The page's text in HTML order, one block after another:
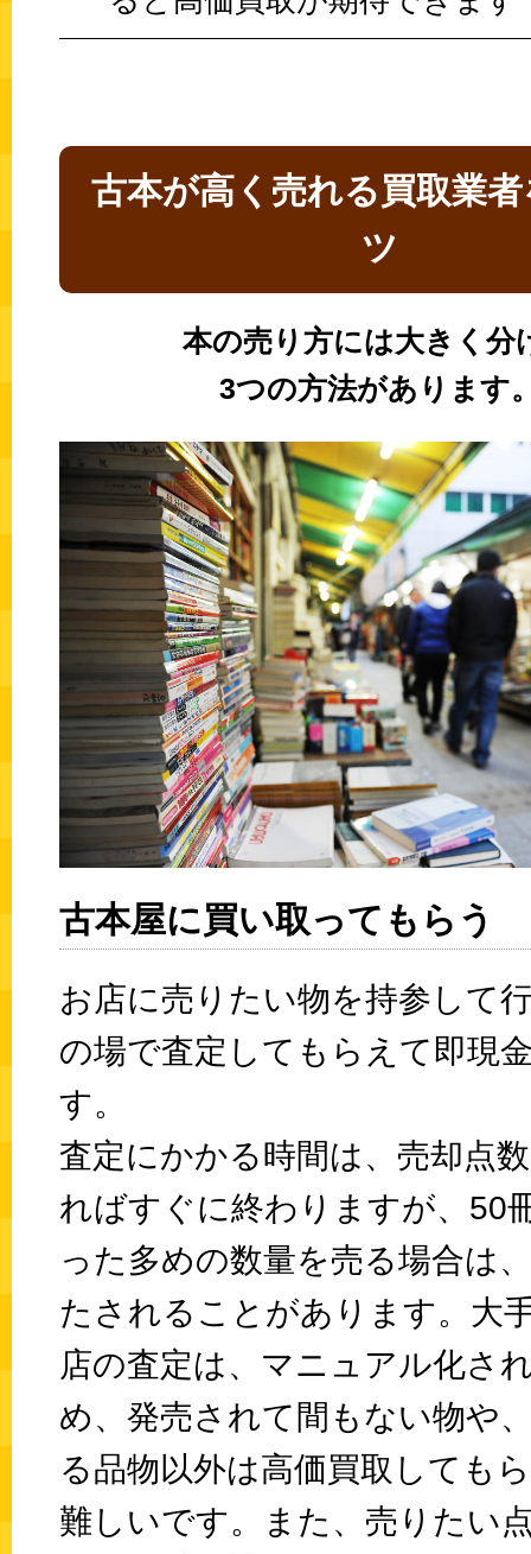
古本が高く売れる買取業
ツ
本の売り方には大きく分
3つの方法があります
古本屋に買い取ってもらう
お店に売りたい物を持参して
の場で査定してもらえて即現
す。
査定にかかる時間は、売却点
ればすぐに終わりますが、50
った多めの数量を売る場合は
たされることがあります。大
店の査定は、マニュアル化さ
め、発売されて間もない物や
る品物以外は高価買取しても
難しいです。また、売りたい